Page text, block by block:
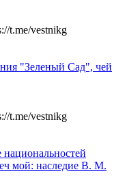
t.me/vestnikg
"Зеленый Сад", чей
t.me/vestnikg
мой: наследие В. М.